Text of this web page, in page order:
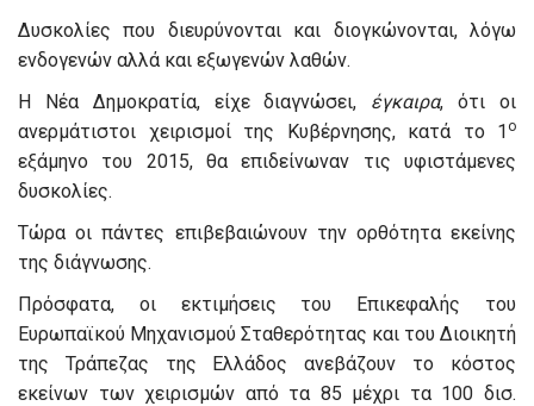
Δυσκολίες που διευρύνονται και διογκώνονται, λόγω
ενδογενών αλλά και εξωγενών λαθών.
Η Νέα Δημοκρατία, είχε διαγνώσει, έγκαιρα, ότι οι
ανερμάτιστοι χειρισμοί της Κυβέρνησης, κατά το 1 ο
εξάμηνο του 2015, θα επιδείνωναν τις υφιστάμενες
δυσκολίες.
Τώρα οι πάντες επιβεβαιώνουν την ορθότητα εκείνης
της διάγνωσης.
Πρόσφατα, οι εκτιμήσεις του Επικεφαλής του
Ευρωπαϊκού Μηχανισμού Σταθερότητας και του Διοικητή
της Τράπεζας της Ελλάδος ανεβάζουν το κόστος
εκείνων των χειρισμών από τα 85 μέχρι τα 100 δισ.